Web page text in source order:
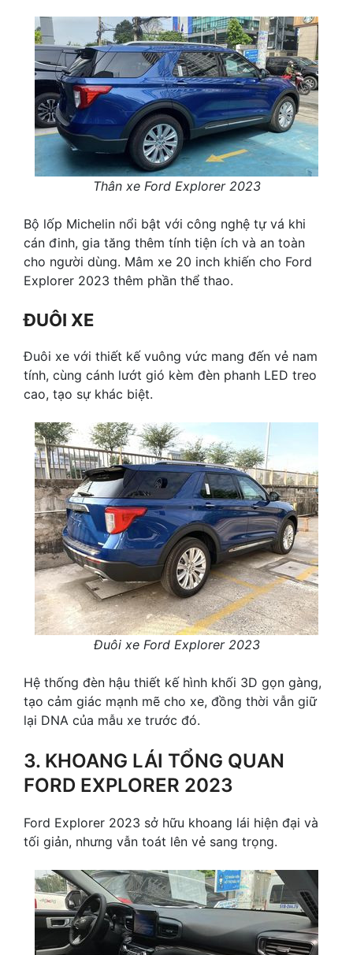
Thân xe Ford Explorer 2023
Bộ lốp Michelin nổi bật với công nghệ tự vá khi
cán đinh, gia tăng thêm tính tiện ích và an toàn
cho người dùng. Mâm xe 20 inch khiến cho Ford
Explorer 2023 thêm phần thể thao.
ĐUÔI XE
Đuôi xe với thiết kế vuông vức mang đến vẻ nam
tính, cùng cánh lướt gió kèm đèn phanh LED treo
cao, tạo sự khác biệt.
Đuôi xe Ford Explorer 2023
Hệ thống đèn hậu thiết kế hình khối 3D gọn gàng,
tạo cảm giác mạnh mẽ cho xe, đồng thời vẫn giữ
lại DNA của mẫu xe trước đó.
3. KHOANG LÁI TỔNG QUAN
FORD EXPLORER 2023
Ford Explorer 2023 sở hữu khoang lái hiện đại và
tối giản, nhưng vẫn toát lên vẻ sang trọng.